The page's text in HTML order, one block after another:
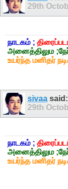
29th
நாடகம் ;
அனைத்திலும
உயர்ந்த மனிதர்
sivaa said:
29th
நாடகம் ;
அனைத்திலும
உயர்ந்த மனிதர்